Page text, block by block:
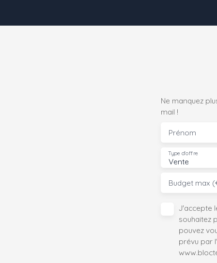
Ne manquez
mail !
Prénom
Vente
Type d'offre
Budget max
J'accepte
souhaitez
pouvez
prévu par